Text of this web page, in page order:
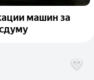
машин за